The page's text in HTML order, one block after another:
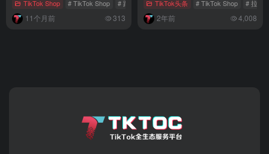
TikTok Shop # TikTok Shop # 跨境电商 # 精细化运营
11个月前 313
TikTok头条 # TikTok Shop # 拉美
2年前 4,008